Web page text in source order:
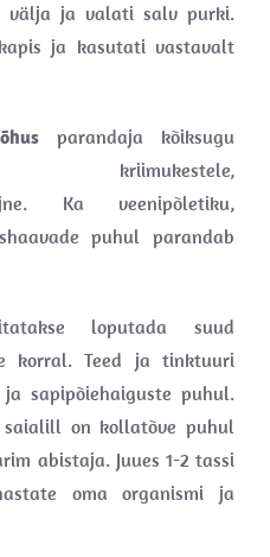
välja ja valati salv purki.
ja kasutati vastavalt
parandaja kõiksugu
kriimukestele,
jne. Ka veenipõletiku,
puhul parandab
loputada suud
korral. Teed ja tinktuuri
sapipõiehaiguste puhul.
on kollatõve puhul
abistaja. Juues 1-2 tassi
oma organismi ja